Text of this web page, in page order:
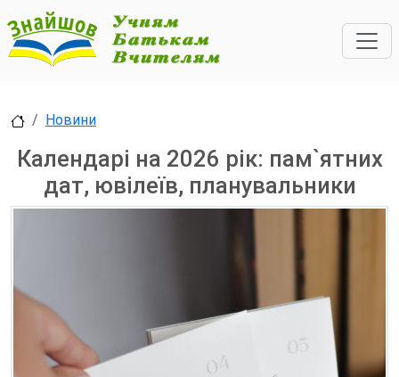
Новини
Календарі на 2026 рік: пам`ятних
дат, ювілеїв, планувальники